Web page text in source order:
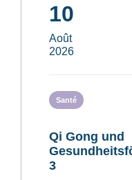
10
Août
2026
Santé
Qi Gong und
3